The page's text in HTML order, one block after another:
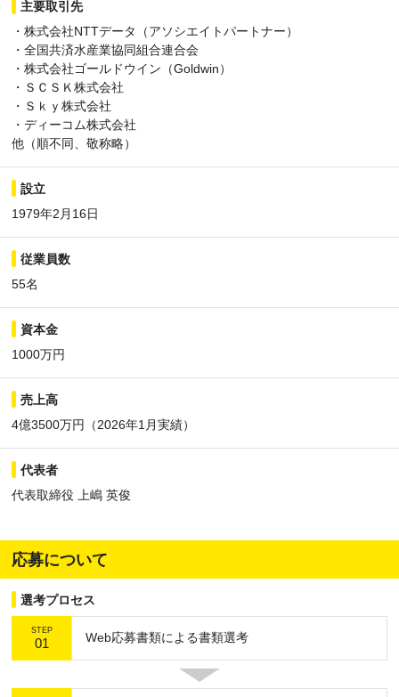
主要取引先
・株式会社NTTデータ（アソシエイトパートナー）
・全国共済水産業協同組合連合会
・株式会社ゴールドウイン（Goldwin）
・ＳＣＳＫ株式会社
・Ｓｋｙ株式会社
・ディーコム株式会社
他（順不同、敬称略）
設立
1979年2月16日
従業員数
55名
資本金
1000万円
売上高
4億3500万円（2026年1月実績）
代表者
代表取締役 上嶋 英俊
応募について
選考プロセス
STEP
01 Web応募書類による書類選考